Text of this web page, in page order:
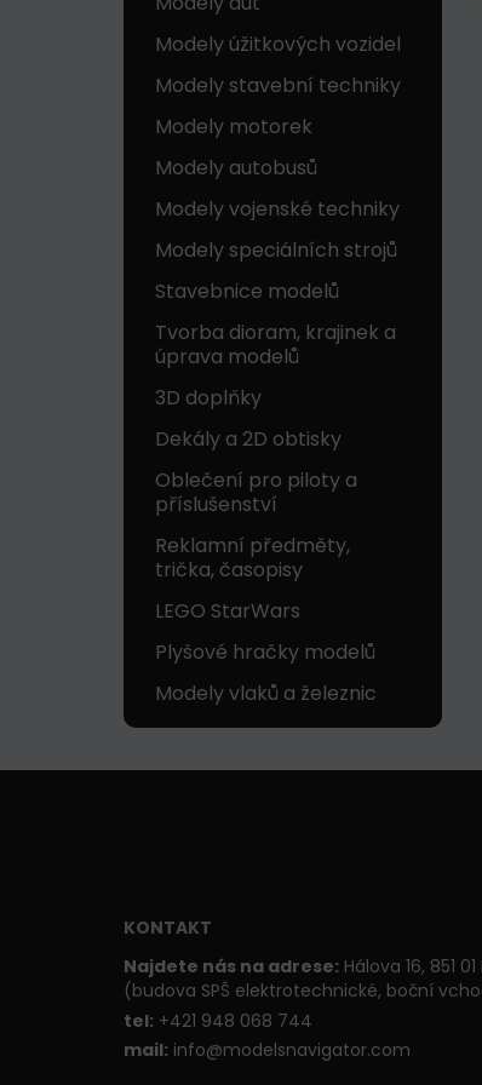
Modely úžitkových vozidel
Modely stavební techniky
Modely motorek
Modely autobusů
Modely vojenské techniky
Modely speciálních strojů
Stavebnice modelů
Tvorba dioram, krajinek a
úprava modelů
3D doplňky
Dekály a 2D obtisky
Oblečení pro piloty a
příslušenství
Reklamní předměty,
trička, časopisy
LEGO StarWars
Plyšové hračky modelů
Modely vlaků a železnic
KONTAKT
Najdete nás na adrese: Hálova 16, 851
(budova SPŠ elektrotechnické, boční
tel: +421 948 068 744
mail: info@modelsnavigator.com